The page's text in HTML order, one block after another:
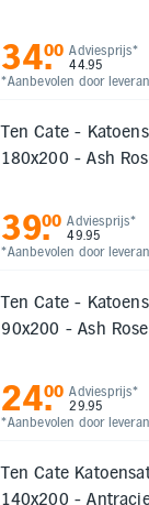
Adviesprijs*
44.95
*Aanbevolen door
34.
00
Ten Cate -
180x200 - Ash
Adviesprijs*
49.95
*Aanbevolen door
39.
00
Ten Cate -
90x200 - Ash Rose
Adviesprijs*
29.95
*Aanbevolen door
24.
00
Ten Cate
140x200 -